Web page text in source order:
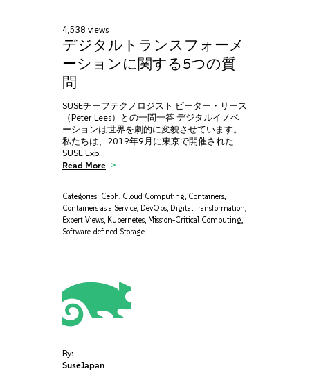
4,538 views
デジタルトランスフォーメ
ーションに関する5つの質
問
SUSEチーフテクノロジスト ピーター・リース
（Peter Lees）との一問一答 デジタルイノベ
ーションは世界を劇的に変貌させています。
私たちは、2019年9月に東京で開催された
SUSE Exp…
Read More
Categories: Ceph, Cloud Computing, Containers,
Containers as a Service, DevOps, Digital Transformation,
Expert Views, Kubernetes, Mission-Critical Computing,
Software-defined Storage
By:
SuseJapan